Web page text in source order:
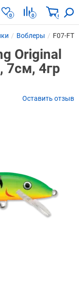
0 0 0
Воблеры F07-FT
Original
4гр
Оставить отзыв